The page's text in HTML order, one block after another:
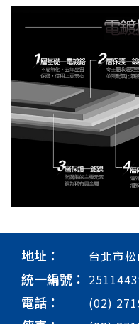
地址： 台北市
統一編號：
電話： (02)